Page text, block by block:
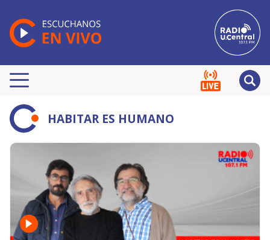
HABITAR ES HUMANO